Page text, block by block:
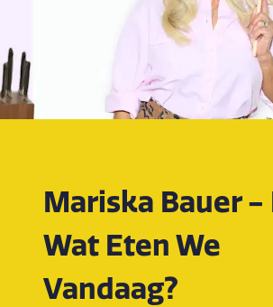
Mariska Bauer -
Wat Eten We
Vandaag?